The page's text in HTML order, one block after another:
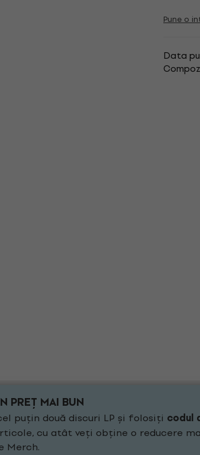
Pune o
Data
PREȚ MAI BUN
puțin două discuri LP și folosiți codul
cu atât veți obține o reducere
Merch.